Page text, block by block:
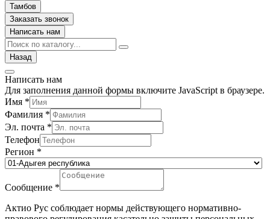
Тамбов
Заказать звонок
Написать нам
Назад
Написать нам
Для заполнения данной формы включите JavaScript в браузере.
Имя *
Фамилия *
Эл. почта *
Телефон
Регион *
Сообщение *
Актио Рус соблюдает нормы действующего нормативно-